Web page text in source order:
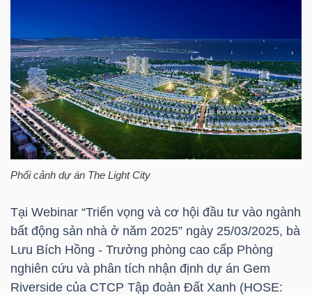
Phối cảnh dự án The Light City
Tại Webinar “Triển vọng và cơ hội đầu tư vào ngành
bất động sản nhà ở năm 2025” ngày 25/03/2025, bà
Lưu Bích Hồng - Trưởng phòng cao cấp Phòng
nghiên cứu và phân tích nhận định dự án Gem
Riverside của CTCP Tập đoàn Đất Xanh (HOSE:
HÀNG
HÓA
KINH